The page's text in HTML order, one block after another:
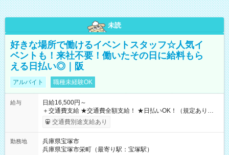
未読
好きな場所で働けるイベントスタッフ☆人気イ
ベントも！来社不要！働いたその日に給料もら
える日払い◎｜阪
アルバイト 職種未経験OK
給与
日給16,500円～
＋交通費支給 ★交通費全額支給！ ★日払いOK！（規定あり） ┗
働いたその日に現金GET♪ お仕事後はコンビニATMから 日払
交通費別途支給あり
勤務地
兵庫県宝塚市
兵庫県宝塚市栄町（最寄り駅：宝塚駅）